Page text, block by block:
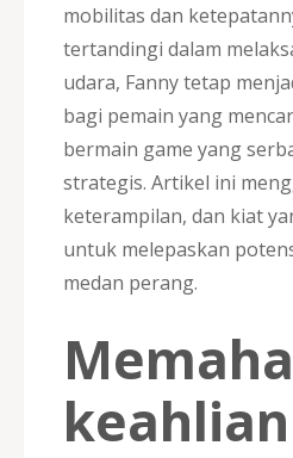
mobilitas dan
tertandingi dalam
udara, Fanny tetap
bagi pemain yang
bermain game yang
strategis. Artikel ini
keterampilan, dan kiat
untuk melepaskan
medan perang.